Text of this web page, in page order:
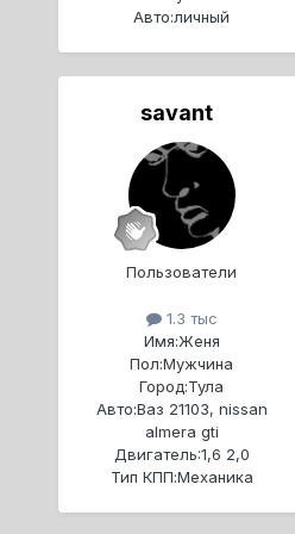
Авто:личный
savant
Пользователи
1.3 тыс
Имя:Женя
Пол:Мужчина
Город:Тула
Авто:Ваз 21103, nissan
almera gti
Двигатель:1,6 2,0
Тип КПП:Механика